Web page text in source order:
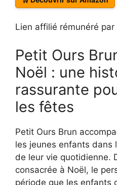
Lien affilié rémunéré par
Petit Ours
Noël : une
rassurante
les fêtes
Petit Ours Brun
les jeunes enfants dans
de leur vie quotidienne.
consacrée à Noël, le
période que les enfants